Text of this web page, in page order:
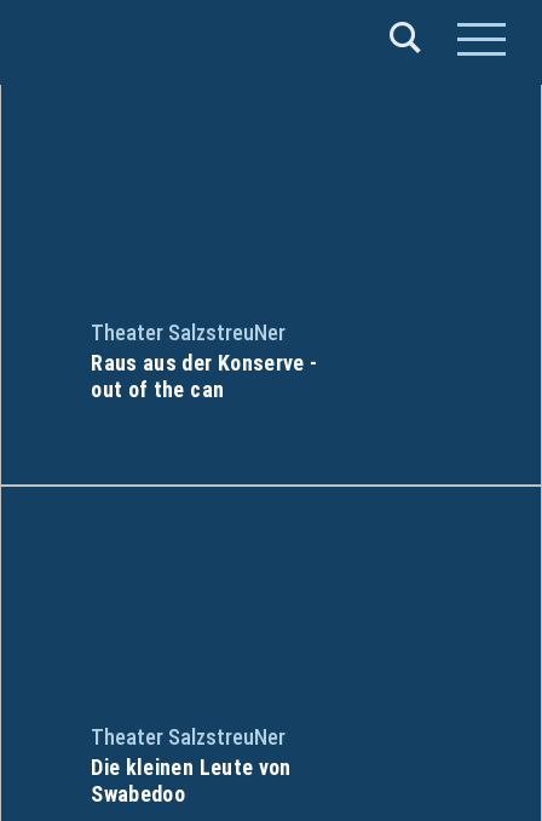
Theater SalzstreuNer
Raus aus der Konserve -
out of the can
Theater SalzstreuNer
Die kleinen Leute von
Swabedoo